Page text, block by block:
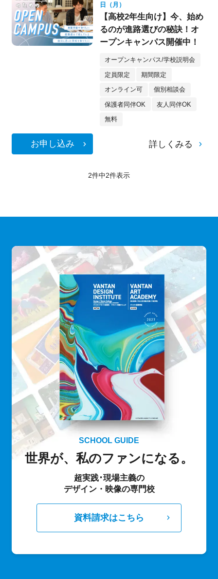
日（月）
【高校2年生向け】今、始め
るのが進路選びの秘訣！オ
ープンキャンパス開催中！
オープンキャンパス/学校説明会
定員限定 期間限定
オンライン可 個別相談会
保護者同伴OK 友人同伴OK
無料
お申し込み 詳しくみる
2件中2件表示
SCHOOL GUIDE
世界が、私のファンになる。
超実践･現場主義の
デザイン・映像の専門校
資料請求はこちら